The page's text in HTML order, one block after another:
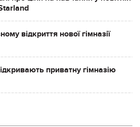
відкриття нової гімназії
приватну гімназію